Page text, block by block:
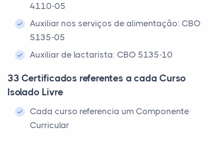
4110-05
Auxiliar nos serviços de alimentação: CBO
5135-05
Auxiliar de lactarista: CBO 5135-10
33 Certificados referentes a cada Curso
Isolado Livre
Cada curso referencia um Componente
Curricular